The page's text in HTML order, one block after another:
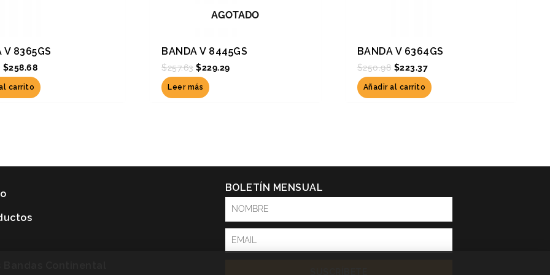
V 8365GS
$258.68
carrito
AGOTADO
BANDA V 8445GS
$257.63 $229.29
Leer más
BANDA V 6364GS
$250.98 $223.37
Añadir al carrito
BOLETÍN MENSUAL